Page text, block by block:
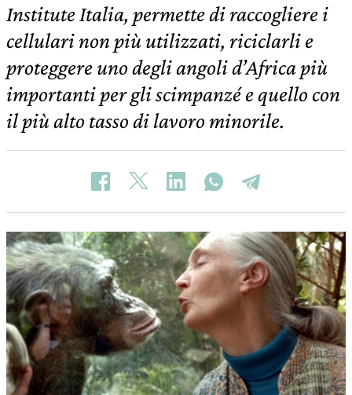
Institute Italia, permette di raccogliere i
cellulari non più utilizzati, riciclarli e
proteggere uno degli angoli d’Africa più
importanti per gli scimpanzé e quello con
il più alto tasso di lavoro minorile.